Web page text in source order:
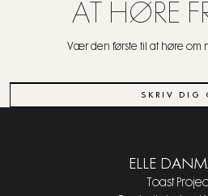
AT HØRE
Vær den første til at høre om
SKRIV DIG
ELLE
Toast